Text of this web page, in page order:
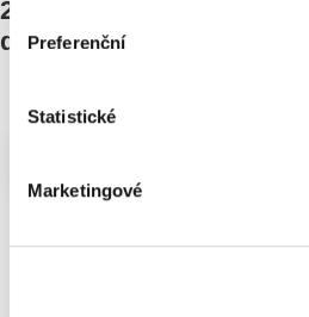
Preferenční
Statistické
Marketingové
2487.12.01000./
dílů